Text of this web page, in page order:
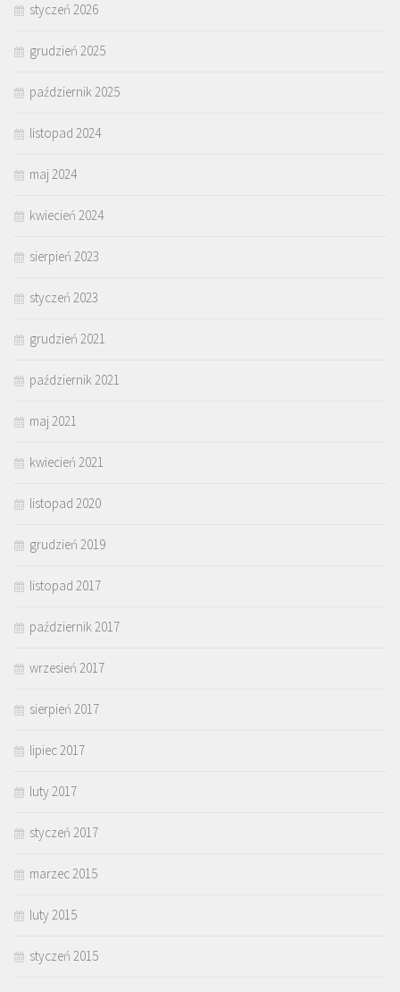
styczeń 2026
grudzień 2025
październik 2025
listopad 2024
maj 2024
kwiecień 2024
sierpień 2023
styczeń 2023
grudzień 2021
październik 2021
maj 2021
kwiecień 2021
listopad 2020
grudzień 2019
listopad 2017
październik 2017
wrzesień 2017
sierpień 2017
lipiec 2017
luty 2017
styczeń 2017
marzec 2015
luty 2015
styczeń 2015